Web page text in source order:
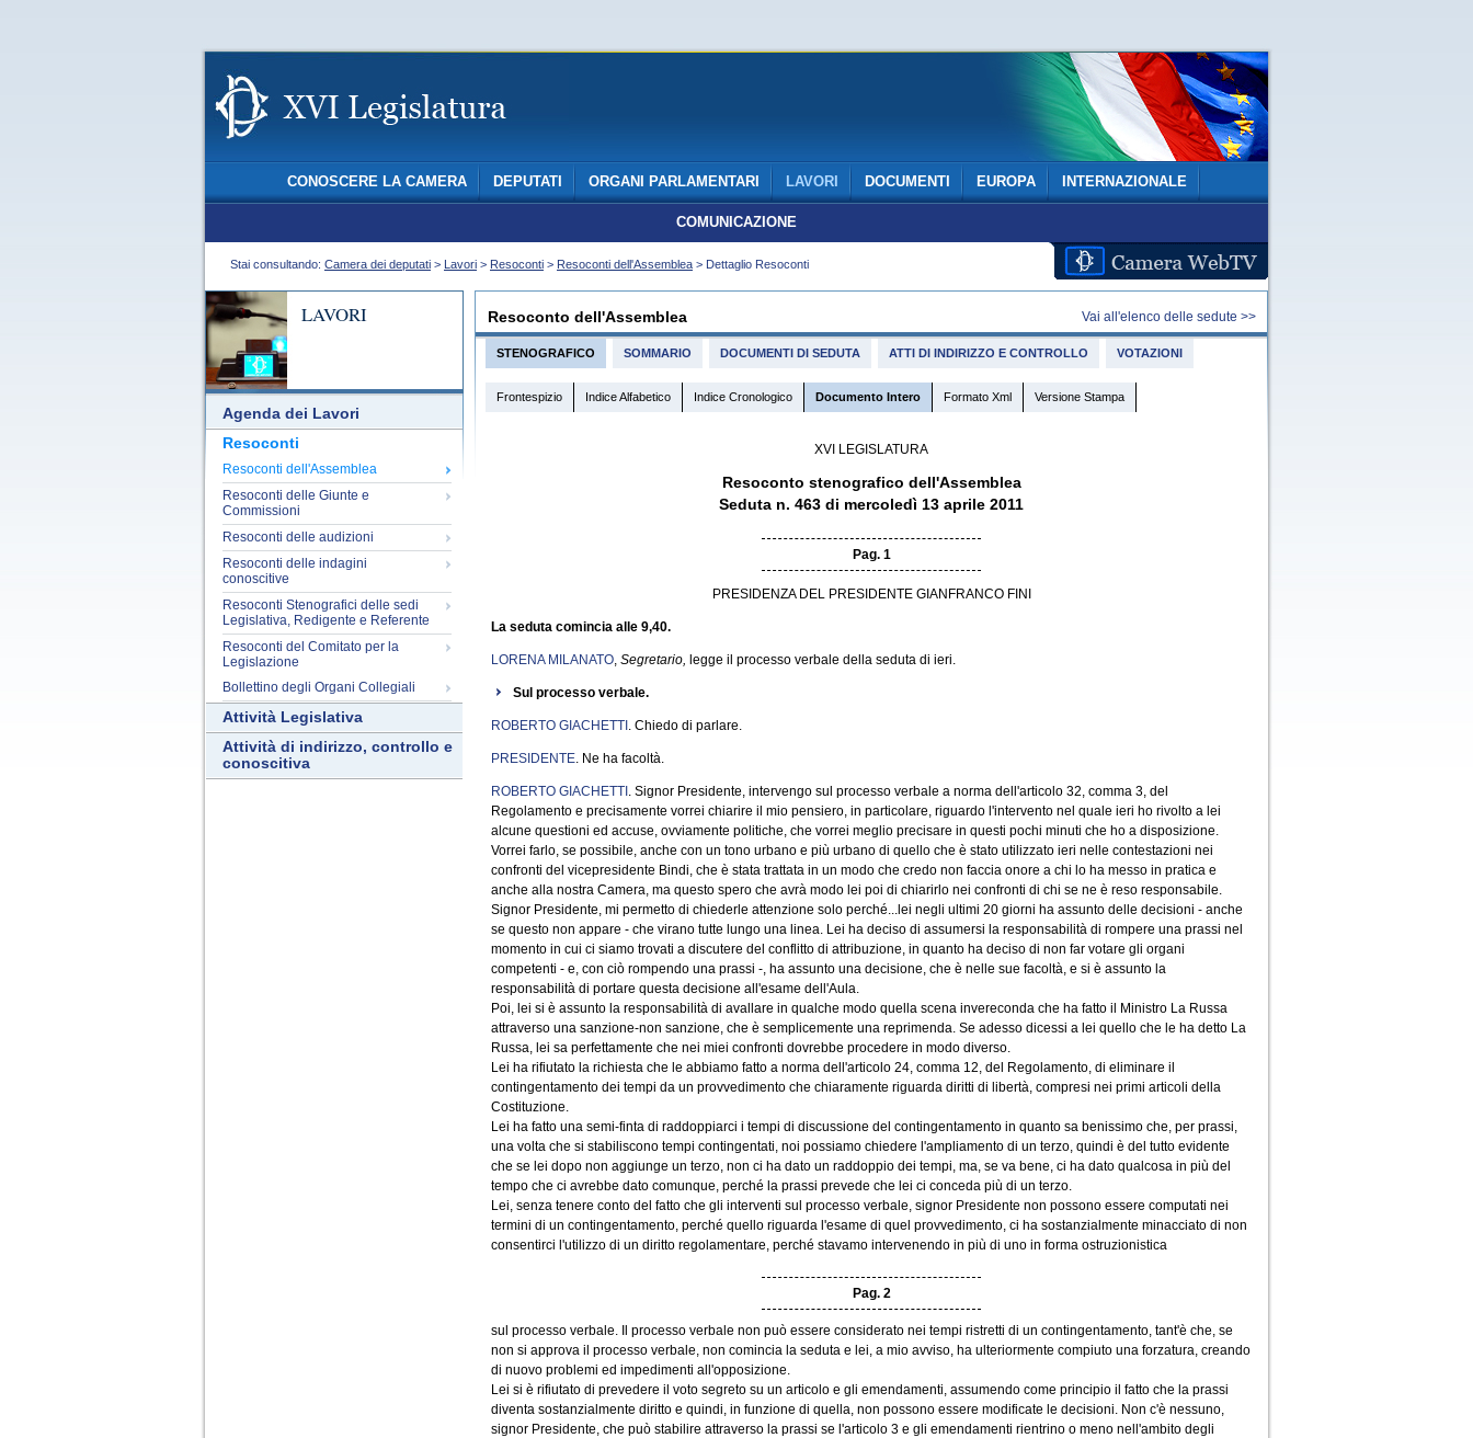
CONOSCERE LA CAMERA DEPUTATI ORGANI PARLAMENTARI LAVORI DOCUMENTI EUROPA INTERNAZIONALE
COMUNICAZIONE
Stai consultando: Camera dei deputati > Lavori > Resoconti > Resoconti dell'Assemblea > Dettaglio Resoconti
LAVORI
Agenda dei Lavori
Resoconti
Resoconti dell'Assemblea
Resoconti delle Giunte e
Commissioni
Resoconti delle audizioni
Resoconti delle indagini
conoscitive
Resoconti Stenografici delle sedi
Legislativa, Redigente e Referente
Resoconti del Comitato per la
Legislazione
Bollettino degli Organi Collegiali
Attività Legislativa
Attività di indirizzo, controllo e
conoscitiva
Resoconto dell'Assemblea Vai all'elenco delle sedute >>
STENOGRAFICO SOMMARIO DOCUMENTI DI SEDUTA ATTI DI INDIRIZZO E CONTROLLO VOTAZIONI
Frontespizio Indice Alfabetico Indice Cronologico Documento Intero Formato Xml Versione Stampa
XVI LEGISLATURA
Resoconto stenografico dell'Assemblea
Seduta n. 463 di mercoledì 13 aprile 2011
Pag. 1
PRESIDENZA DEL PRESIDENTE GIANFRANCO FINI
La seduta comincia alle 9,40.
LORENA MILANATO, Segretario, legge il processo verbale della seduta di ieri.
Sul processo verbale.
ROBERTO GIACHETTI . Chiedo di parlare.
PRESIDENTE. Ne ha facoltà.
ROBERTO GIACHETTI . Signor Presidente, intervengo sul processo verbale a norma dell'articolo 32, comma 3, del
Regolamento e precisamente vorrei chiarire il mio pensiero, in particolare, riguardo l'intervento nel quale ieri ho rivolto a lei
alcune questioni ed accuse, ovviamente politiche, che vorrei meglio precisare in questi pochi minuti che ho a disposizione.
Vorrei farlo, se possibile, anche con un tono urbano e più urbano di quello che è stato utilizzato ieri nelle contestazioni nei
confronti del vicepresidente Bindi, che è stata trattata in un modo che credo non faccia onore a chi lo ha messo in pratica e
anche alla nostra Camera, ma questo spero che avrà modo lei poi di chiarirlo nei confronti di chi se ne è reso responsabile.
Signor Presidente, mi permetto di chiederle attenzione solo perché...lei negli ultimi 20 giorni ha assunto delle decisioni - anche
se questo non appare - che virano tutte lungo una linea. Lei ha deciso di assumersi la responsabilità di rompere una prassi nel
momento in cui ci siamo trovati a discutere del conflitto di attribuzione, in quanto ha deciso di non far votare gli organi
competenti - e, con ciò rompendo una prassi -, ha assunto una decisione, che è nelle sue facoltà, e si è assunto la
responsabilità di portare questa decisione all'esame dell'Aula.
Poi, lei si è assunto la responsabilità di avallare in qualche modo quella scena invereconda che ha fatto il Ministro La Russa
attraverso una sanzione-non sanzione, che è semplicemente una reprimenda. Se adesso dicessi a lei quello che le ha detto La
Russa, lei sa perfettamente che nei miei confronti dovrebbe procedere in modo diverso.
Lei ha rifiutato la richiesta che le abbiamo fatto a norma dell'articolo 24, comma 12, del Regolamento, di eliminare il
contingentamento dei tempi da un provvedimento che chiaramente riguarda diritti di libertà, compresi nei primi articoli della
Costituzione.
Lei ha fatto una semi-finta di raddoppiarci i tempi di discussione del contingentamento in quanto sa benissimo che, per prassi,
una volta che si stabiliscono tempi contingentati, noi possiamo chiedere l'ampliamento di un terzo, quindi è del tutto evidente
che se lei dopo non aggiunge un terzo, non ci ha dato un raddoppio dei tempi, ma, se va bene, ci ha dato qualcosa in più del
tempo che ci avrebbe dato comunque, perché la prassi prevede che lei ci conceda più di un terzo.
Lei, senza tenere conto del fatto che gli interventi sul processo verbale, signor Presidente non possono essere computati nei
termini di un contingentamento, perché quello riguarda l'esame di quel provvedimento, ci ha sostanzialmente minacciato di non
consentirci l'utilizzo di un diritto regolamentare, perché stavamo intervenendo in più di uno in forma ostruzionistica
Pag. 2
sul processo verbale. Il processo verbale non può essere considerato nei tempi ristretti di un contingentamento, tant'è che, se
non si approva il processo verbale, non comincia la seduta e lei, a mio avviso, ha ulteriormente compiuto una forzatura, creando
di nuovo problemi ed impedimenti all'opposizione.
Lei si è rifiutato di prevedere il voto segreto su un articolo e gli emendamenti, assumendo come principio il fatto che la prassi
diventa sostanzialmente diritto e quindi, in funzione di quella, non possono essere modificate le decisioni. Non c'è nessuno,
signor Presidente, che può stabilire attraverso la prassi se l'articolo 3 e gli emendamenti rientrino o meno nell'ambito degli